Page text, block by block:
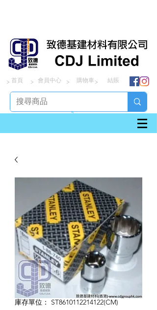
> > > >
首頁 會員中心 購物車 結賬
庫存單位： ST8610112214122(CM)